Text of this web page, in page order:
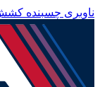
ناوبری چسبنده کشش